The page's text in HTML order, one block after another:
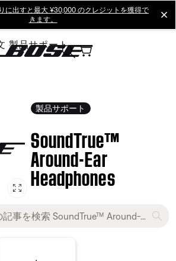
に出すと最大 ¥30,000 のクレジットを獲得で
きます。
製品サポート
製品サポート
SoundTrue™
Around-Ear
Headphones